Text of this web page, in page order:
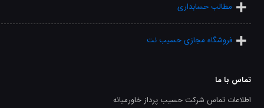
مطالب حسابداری
فروشگاه مجازی حسیب نت
تماس با ما
اطلاعات تماس شرکت حسیب پرداز خاورمیانه